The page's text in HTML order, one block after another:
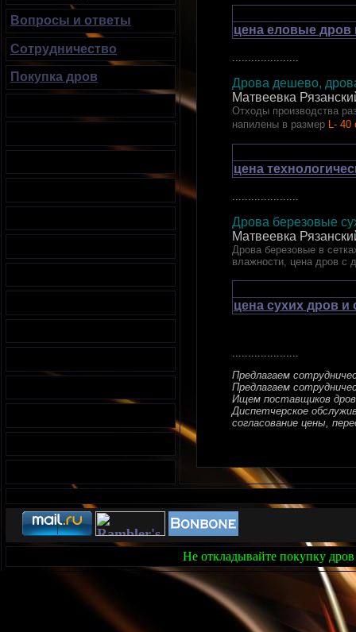
цена еловые дров
.....................
Дрова дешево,
Матвеевка
Отходы производства
напилены в размер L- 40
цена
.....................
Дрова березовые
Матвеевка
Дрова березовые в
влажности, цена дров с
цена сухих дров и
.....................
Предлагаем
Предлагаем
Ищем поставщиков
Диспетчерское
согласование цены,
Вопросы и ответы
Сотрудничество
Покупка дров
Не откладывайте покупку